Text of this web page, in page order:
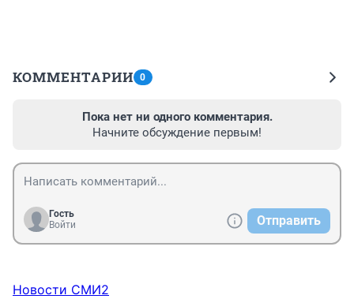
КОММЕНТАРИИ 0
Пока нет ни одного комментария.
Начните обсуждение первым!
Гость
Войти
Отправить
Новости СМИ2